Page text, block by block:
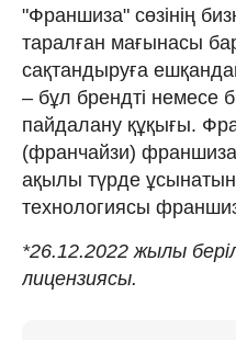
"Франшиза" сөзінің
таралған мағынасы
сақтандыруға
– бұл брендті немесе
пайдалану құқығы.
(франчайзи)
ақылы түрде ұсынатын
технологиясы
*26.12.2022 жылы
лицензиясы.